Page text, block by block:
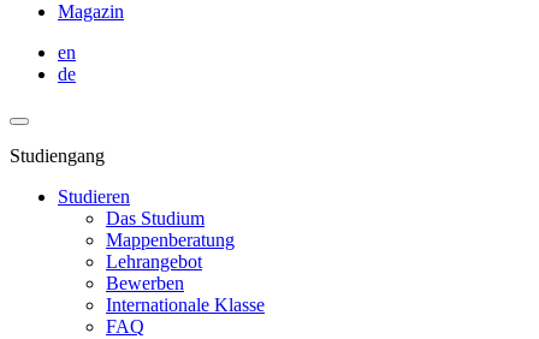
Magazin
en
de
Studiengang
Studieren
Das Studium
Mappenberatung
Lehrangebot
Bewerben
Internationale Klasse
FAQ